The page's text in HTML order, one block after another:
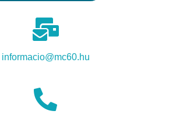
informacio@mc60.hu